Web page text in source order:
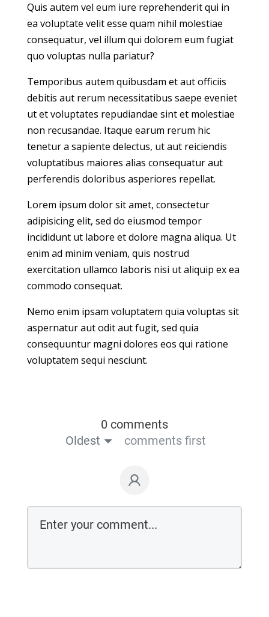
Quis autem vel eum iure reprehenderit qui in
ea voluptate velit esse quam nihil molestiae
consequatur, vel illum qui dolorem eum fugiat
quo voluptas nulla pariatur?
Temporibus autem quibusdam et aut officiis
debitis aut rerum necessitatibus saepe eveniet
ut et voluptates repudiandae sint et molestiae
non recusandae. Itaque earum rerum hic
tenetur a sapiente delectus, ut aut reiciendis
voluptatibus maiores alias consequatur aut
perferendis doloribus asperiores repellat.
Lorem ipsum dolor sit amet, consectetur
adipisicing elit, sed do eiusmod tempor
incididunt ut labore et dolore magna aliqua. Ut
enim ad minim veniam, quis nostrud
exercitation ullamco laboris nisi ut aliquip ex ea
commodo consequat.
Nemo enim ipsam voluptatem quia voluptas sit
aspernatur aut odit aut fugit, sed quia
consequuntur magni dolores eos qui ratione
voluptatem sequi nesciunt.
0 comments
Oldest
comments first